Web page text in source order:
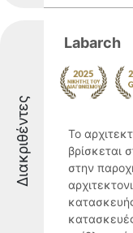
Διακριθέντες
Labarch
Το
βρίσκεται
στην